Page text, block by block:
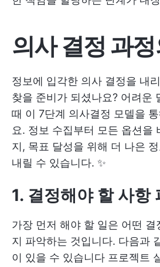
의사 결정 과
정보에 입각한 의사 결정을 내
찾을 준비가 되셨나요? 어려운
때 이 7단계 의사결정 모델을
요. 정보 수집부터 모든 옵션을
지, 목표 달성을 위해 더 나은
내릴 수 있습니다. ✨
1. 결정해야 할 사항
가장 먼저 해야 할 일은 어떤 결
지 파악하는 것입니다. 다음과
이 있을 수 있습니다 프로젝트